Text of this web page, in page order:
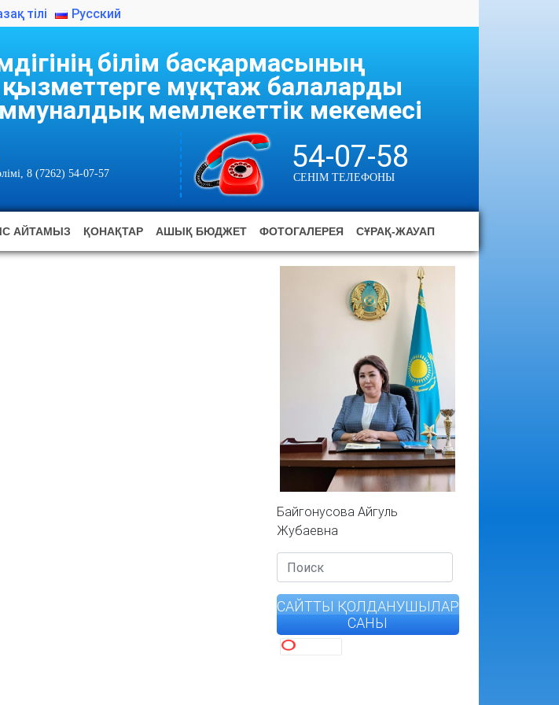
тілі Русский
білім басқармасының
қызметтерге мұқтаж балаларды
мемлекеттік мекемесі
8 (7262) 54-07-57 54-07-58
СЕНІМ ТЕЛЕФОНЫ
АЙТАМЫЗ ҚОНАҚТАР АШЫҚ БЮДЖЕТ ФОТОГАЛЕРЕЯ СҰРАҚ-ЖАУАП
Байгонусова Айгуль
Жубаевна
САЙТТЫ ҚОЛДАНУШЫЛАР
САНЫ